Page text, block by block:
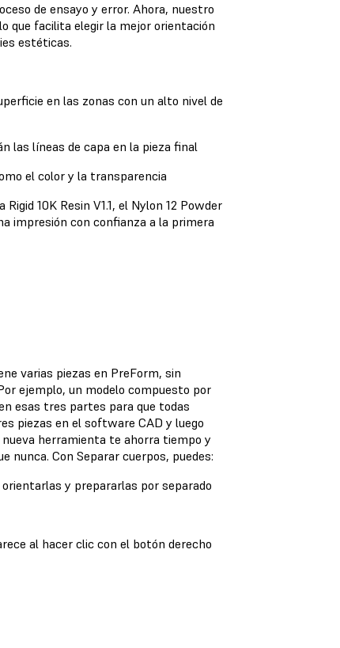
de ensayo y error. Ahora, nuestro
que facilita elegir la mejor orientación
estéticas.
en las zonas con un alto nivel de
las líneas de capa en la pieza final
el color y la transparencia
10K Resin V1.1, el Nylon 12 Powder
impresión con confianza a la primera
varias piezas en PreForm, sin
ejemplo, un modelo compuesto por
esas tres partes para que todas
piezas en el software CAD y luego
herramienta te ahorra tiempo y
nunca. Con Separar cuerpos, puedes:
y prepararlas por separado
al hacer clic con el botón derecho